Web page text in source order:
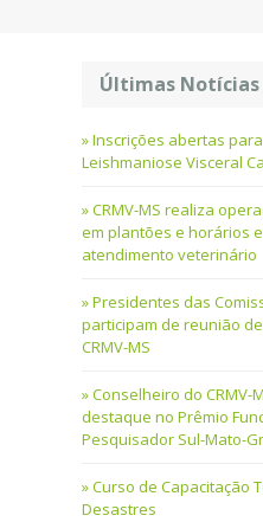
Últimas Notícias
Inscrições abertas para
Leishmaniose Visceral
CRMV-MS realiza
em plantões e horários
atendimento veterinário
Presidentes das
participam de reunião
CRMV-MS
Conselheiro do CRMV-
destaque no Prêmio
Pesquisador Sul-Mato-
Curso de Capacitação
Desastres